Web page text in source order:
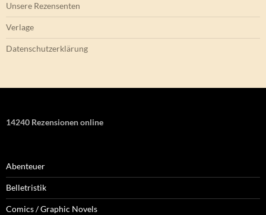
Unsere Rezensenten
Verlage
Datenschutzerklärung
14240 Rezensionen online
Abenteuer
Belletristik
Comics / Graphic Novels